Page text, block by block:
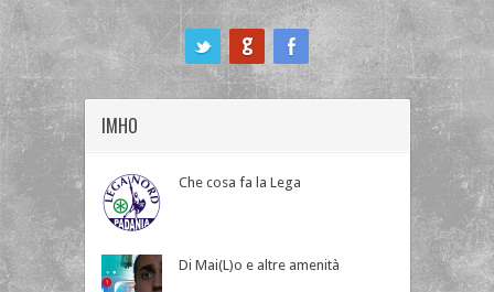
IMHO
Che cosa fa la Lega
Di Mai(L)o e altre amenità